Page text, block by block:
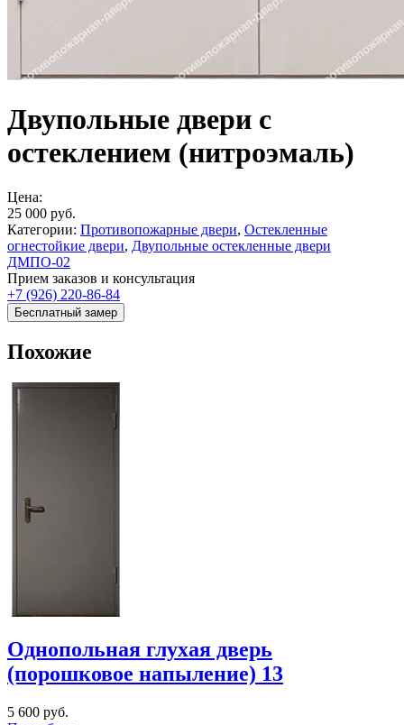
Двупольные двери с
остеклением (нитроэмаль)
Цена:
25 000 руб.
Категории: Противопожарные двери, Остекленные
огнестойкие двери, Двупольные остекленные двери
ДМПО-02
Прием заказов и консультация
+7 (926) 220-86-84
Бесплатный замер
Похожие
Однопольная глухая дверь
(порошковое напыление) 13
5 600 руб.